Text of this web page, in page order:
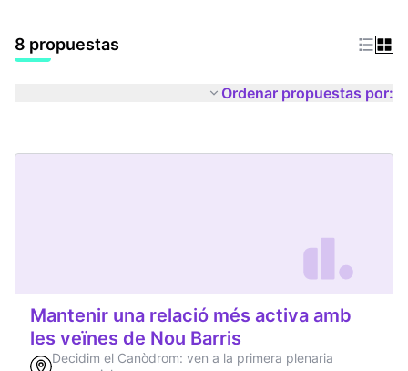
8 propuestas
Ordenar propuestas por:
Mantenir una relació més activa amb
les veïnes de Nou Barris
Decidim el Canòdrom: ven a la primera plenaria